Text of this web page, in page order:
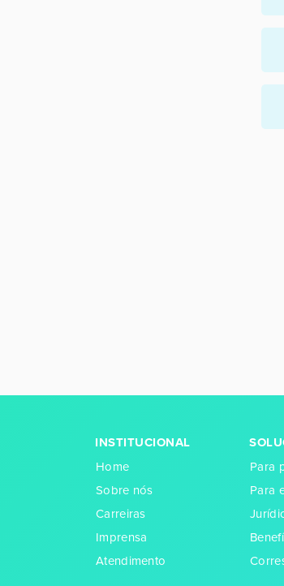
INSTITUCIONAL
Home
Sobre nós
Carreiras
Imprensa
Atendimento
Para
Para